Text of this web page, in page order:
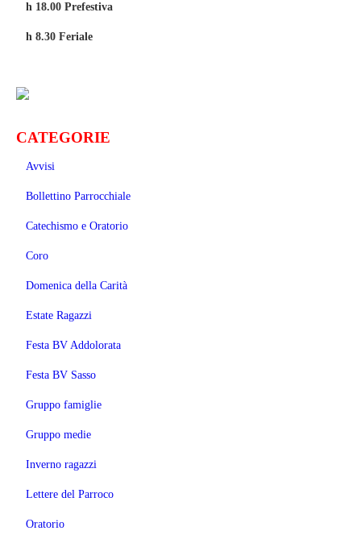
h 18.00 Prefestiva
h 8.30 Feriale
CATEGORIE
Avvisi
Bollettino Parrocchiale
Catechismo e Oratorio
Coro
Domenica della Carità
Estate Ragazzi
Festa BV Addolorata
Festa BV Sasso
Gruppo famiglie
Gruppo medie
Inverno ragazzi
Lettere del Parroco
Oratorio